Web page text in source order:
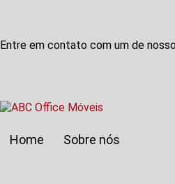
Entre em contato com um de
Home
Sobre nós